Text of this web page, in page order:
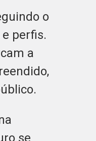
o
perfis.
a
se